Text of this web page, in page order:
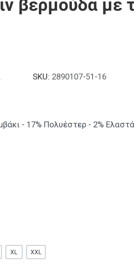
βερμούδα με
SKU: 2890107-51-16
- 17% Πολυέστερ - 2%
XL XXL